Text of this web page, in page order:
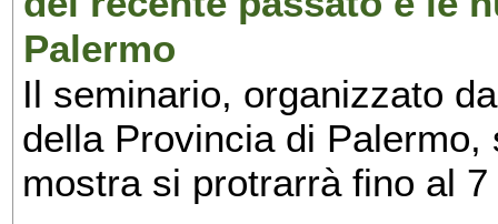
Palermo
Il seminario, organizzato
della Provincia di
mostra si protrarrà fino al